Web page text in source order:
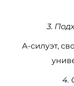
3.
А-силуэт,
4.